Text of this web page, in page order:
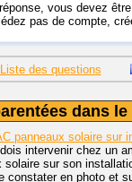
vous devez
pas de compte,
Liste des questions
dans
panneaux solaire sur
intervenir chez un
sur son
constater en photo et